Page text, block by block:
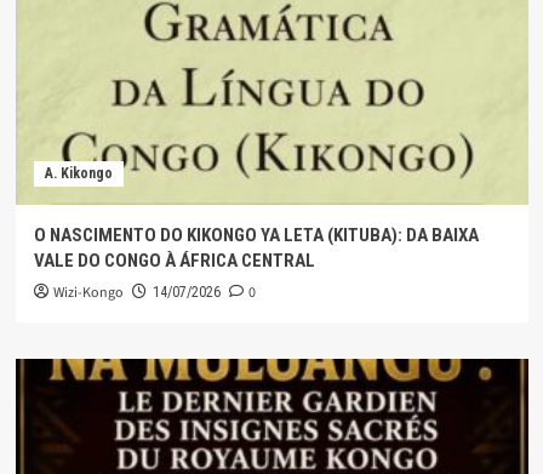
A. Kikongo
O NASCIMENTO DO KIKONGO YA LETA (KITUBA): DA BAIXA
VALE DO CONGO À ÁFRICA CENTRAL
Wizi-Kongo 14/07/2026 0